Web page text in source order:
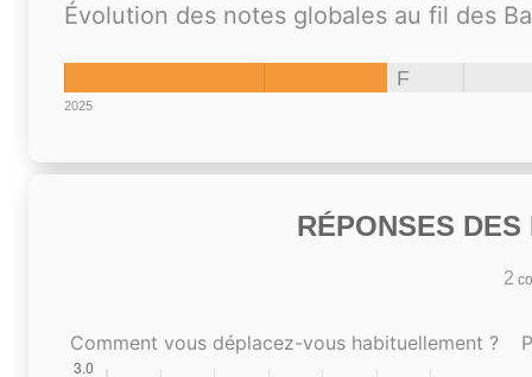
Évolution des notes globales au fil des
F
2025
RÉPONSES
2
Comment vous déplacez-vous habituellement ?